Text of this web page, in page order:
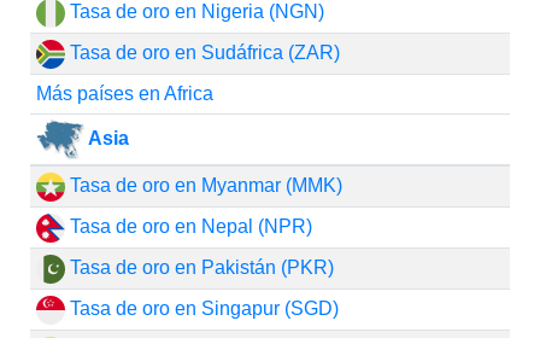
Tasa de oro en Nigeria (NGN)
Tasa de oro en Sudáfrica (ZAR)
Más países en Africa
Asia
Tasa de oro en Myanmar (MMK)
Tasa de oro en Nepal (NPR)
Tasa de oro en Pakistán (PKR)
Tasa de oro en Singapur (SGD)